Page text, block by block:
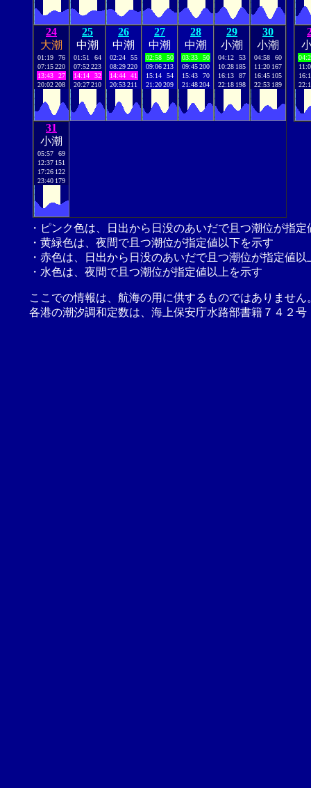
24
大潮
01:19
76
07:15220
13:43
27
20:02208
25
中潮
01:51
64
07:52223
14:14
32
20:27210
26
中潮
02:24
55
08:29220
14:44
41
20:53211
27
中潮
02:58
50
09:06213
15:14
54
21:20209
28
中潮
03:33
50
09:45200
15:43
70
21:48204
29
小潮
04:12
53
10:28 185
16:13
87
22:18 198
30
小潮
04:58
60
11:20 167
16:45 105
22:53 189
31
小潮
05:57
69
12:37 151
17:26 122
23:40 179
・ピンク色は、日出から日没のあいだで且つ潮位が指
・黄緑色は、夜間で且つ潮位が指定値以下を示す
・赤色は、日出から日没のあいだで且つ潮位が指定値以
・水色は、夜間で且つ潮位が指定値以上を示す
ここでの情報は、航海の用に供するものではありませ
各港の潮汐調和定数は、海上保安庁水路部書籍７４２